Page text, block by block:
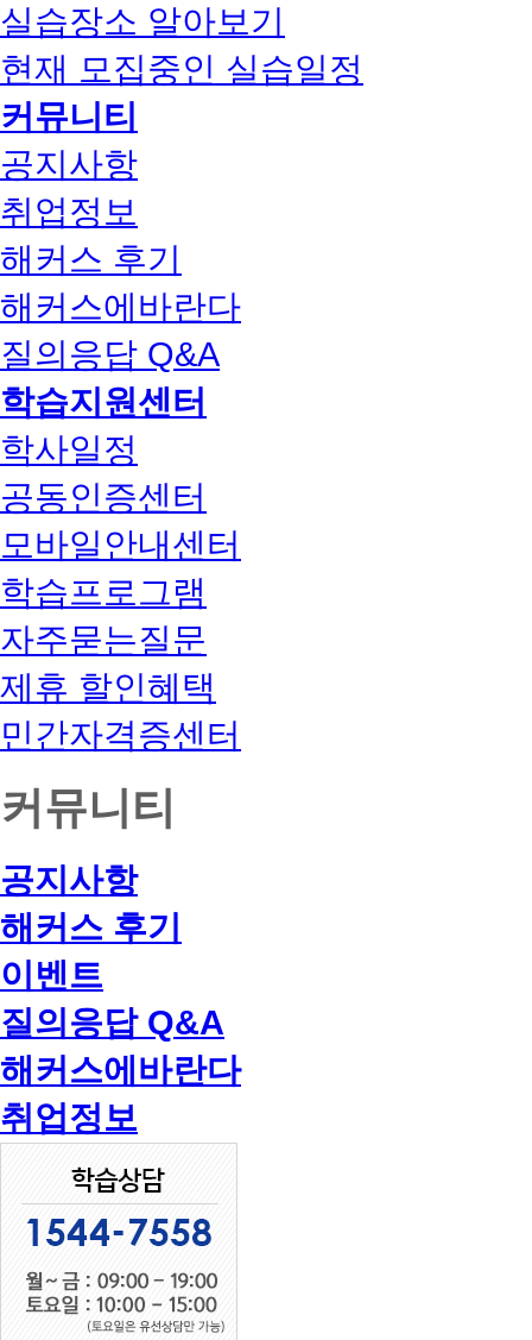
실습장소 알아보기
현재 모집중인 실습일정
커뮤니티
공지사항
취업정보
해커스 후기
해커스에바란다
질의응답 Q&A
학습지원센터
학사일정
공동인증센터
모바일안내센터
학습프로그램
자주묻는질문
제휴 할인혜택
민간자격증센터
커뮤니티
공지사항
해커스 후기
이벤트
질의응답 Q&A
해커스에바란다
취업정보